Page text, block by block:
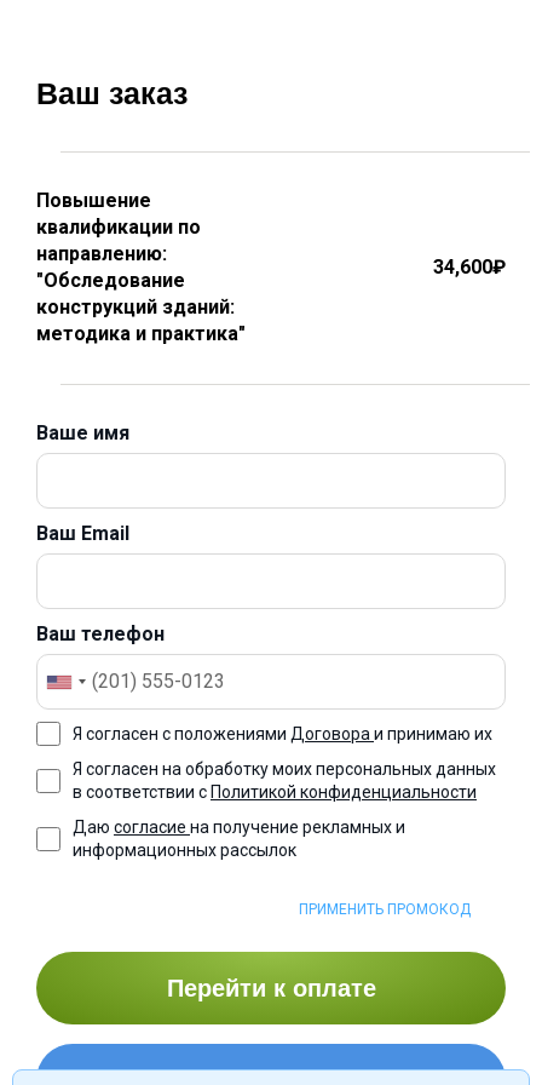
Ваш заказ
Повышение
квалификации по
направлению:
"Обследование
конструкций зданий:
методика и практика"
34,600₽
Ваше имя
Ваш Email
Ваш телефон
Я согласен с положениями Договора и принимаю их
Я согласен на обработку моих персональных данных
в соответствии с Политикой конфиденциальности
Даю согласие на получение рекламных и
информационных рассылок
ПРИМЕНИТЬ ПРОМОКОД
Перейти к оплате